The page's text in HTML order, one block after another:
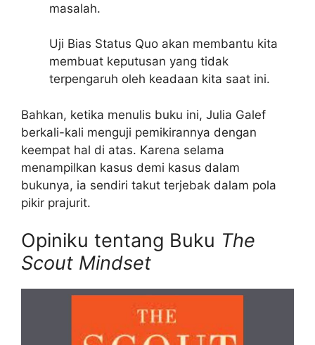
masalah.
Uji Bias Status Quo akan membantu kita
membuat keputusan yang tidak
terpengaruh oleh keadaan kita saat ini.
Bahkan, ketika menulis buku ini, Julia Galef
berkali-kali menguji pemikirannya dengan
keempat hal di atas. Karena selama
menampilkan kasus demi kasus dalam
bukunya, ia sendiri takut terjebak dalam pola
pikir prajurit.
Opiniku tentang Buku The
Scout Mindset